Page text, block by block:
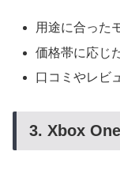
用途に合った
価格帯に応じ
口コミやレビ
3. Xbox